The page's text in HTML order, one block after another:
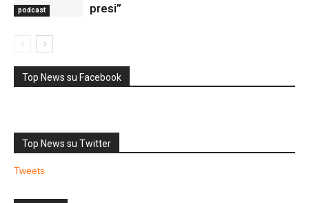
podcast
presi”
Top News su Facebook
Top News su Twitter
Tweets